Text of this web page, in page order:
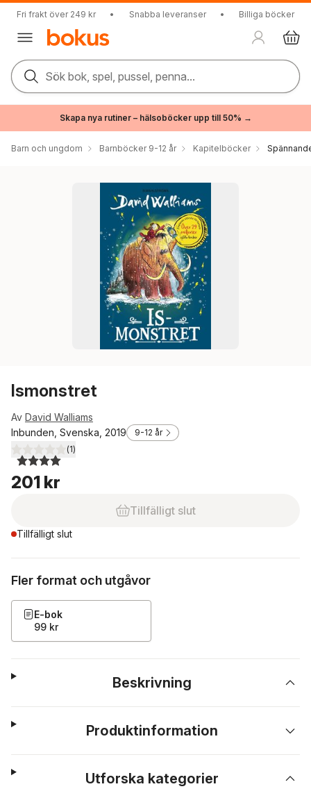
Fri frakt över 249 kr • Snabba leveranser • Billiga böcker
Sök bok, spel, pussel, penna...
Skapa nya rutiner – hälsoböcker upp till 50% →
Barn och ungdom Barnböcker 9-12 år Kapitelböcker
Ismonstret
Av David Walliams
Inbunden, Svenska, 2019
9-12 år
4,0utav 5 stjärnor. Totalt antal röster:
(1)
201 kr
Tillfälligt slut
Tillfälligt slut
Fler format och utgåvor
E-bok
99 kr
Beskrivning
Produktinformation
Utforska kategorier